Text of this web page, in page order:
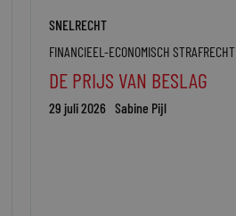
SNELRECHT
FINANCIEEL-ECONOMISCH STRAFRECHT
DE PRIJS VAN BESLAG
29 juli 2026 Sabine Pijl